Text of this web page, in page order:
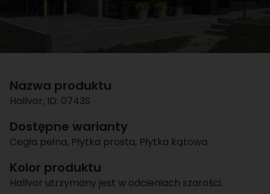
Nazwa produktu
Hallvor, ID: 0743S
Dostępne warianty
Cegła pełna, Płytka prosta, Płytka kątowa
Kolor produktu
Hallvor utrzymany jest w odcieniach szarości.